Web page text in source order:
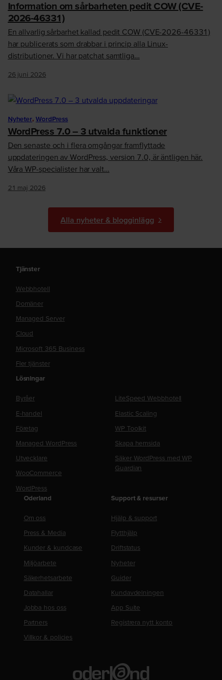
Information om sårbarheten pedit COW (CVE-
2026-46331)
En allvarlig sårbarhet kallad pedit COW (CVE-2026-46331)
har publicerats som drabbar i princip alla Linux-
distributioner. Vi har patchat samtliga…
26 juni 2026
Nyheter, WordPress
WordPress 7.0 – 3 utvalda funktioner
Den senaste och i flera omgångar framflyttade
uppdateringen av WordPress, version 7.0, är äntligen här.
Våra WP-specialister har valt…
21 maj 2026
Alla nyheter & blogginlägg
Tjänster
Webbhotell
Domäner
Managed Server
Cloud
Microsoft 365 Business
Fler tjänster
Lösningar
Byråer
E-handel
Företag
Managed WordPress
Utvecklare
WooCommerce
WordPress
LiteSpeed Webbhotell
Elastic Scaling
WP Toolkit
Skapa hemsida
Säker WordPress med WP
Guardian
Oderland
Om oss
Press & Media
Kunder & kundcase
Miljöarbete
Säkerhetsarbete
Datahallar
Jobba hos oss
Partners
Villkor & policies
Support & resurser
Hjälp & support
Flytthjälp
Driftstatus
Nyheter
Guider
Kundavdelningen
App Suite
Registrera nytt konto